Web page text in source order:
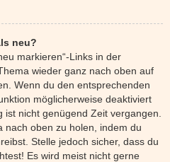
neu?
markieren“-Links in der
wieder ganz nach oben auf
Wenn du den entsprechenden
möglicherweise deaktiviert
nicht genügend Zeit vergangen.
nach oben zu holen, indem du
Stelle jedoch sicher, dass du
Es wird meist nicht gerne